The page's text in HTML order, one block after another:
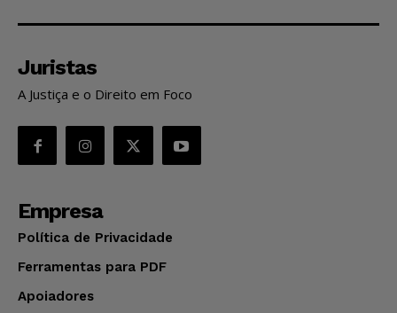
Juristas
A Justiça e o Direito em Foco
Empresa
Política de Privacidade
Ferramentas para PDF
Apoiadores